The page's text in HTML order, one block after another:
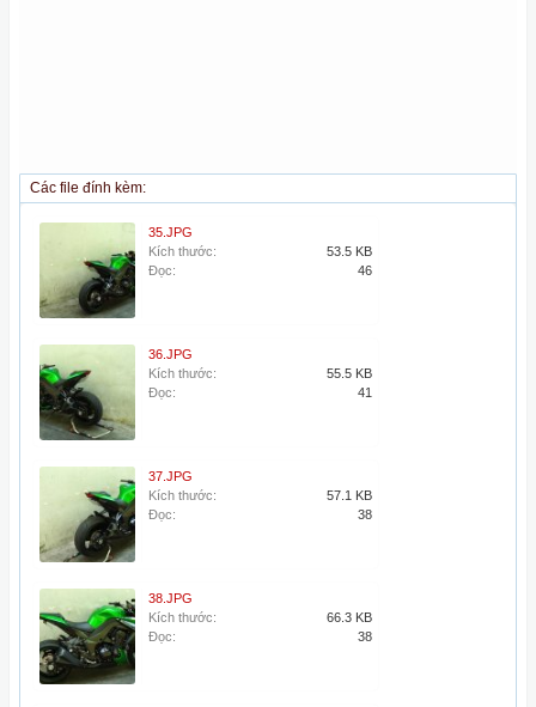
Các file đính kèm:
35.JPG
Kích thước:
53.5 KB
Đọc:
46
36.JPG
Kích thước:
55.5 KB
Đọc:
41
37.JPG
Kích thước:
57.1 KB
Đọc:
38
38.JPG
Kích thước:
66.3 KB
Đọc:
38